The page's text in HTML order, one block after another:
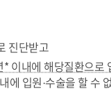
진단받고
* 이내에 해당질환으로
에 입원·수술을 할